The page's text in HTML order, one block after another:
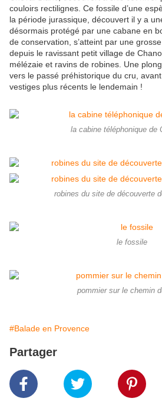
couloirs rectilignes. Ce fossile d’une
la période jurassique, découvert il y a
désormais protégé par une cabane en
de conservation, s’atteint par une
depuis le ravissant petit village de
mélézaie et ravins de robines. Une
vers le passé préhistorique du cru,
vestiges plus récents le lendemain !
la cabine téléphonique de
robines du site de découverte
le fossile
pommier sur le chemin
#Balade en Provence
Partager